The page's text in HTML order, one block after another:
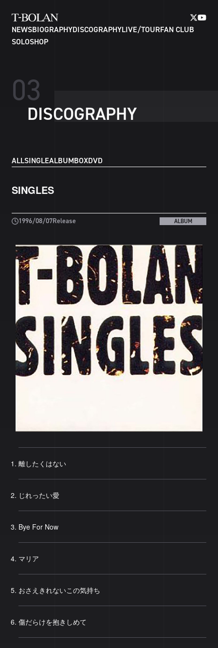
NEWSBIOGRAPHYDISCOGRAPHYLIVE/TOURFAN CLUB
SOLOSHOP
03
DISCOGRAPHY
ALLSINGLEALBUMBOXDVD
SINGLES
1996/08/07Release ALBUM
離したくはない
じれったい愛
Bye For Now
マリア
おさえきれないこの気持ち
傷だらけを抱きしめて